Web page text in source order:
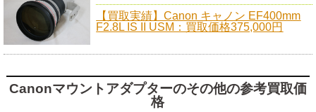
【買取実績】Canon キャノン EF400mm
F2.8L IS II USM：買取価格375,000円
Canonマウントアダプターのその他の参考買取価
格